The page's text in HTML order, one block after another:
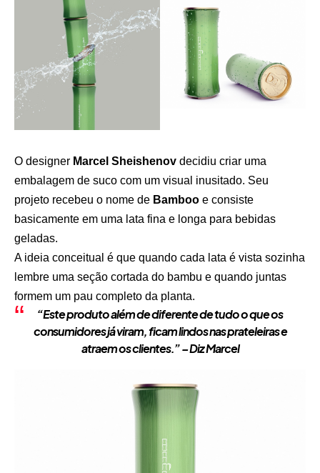
O designer Marcel Sheishenov decidiu criar uma
embalagem de suco com um visual inusitado. Seu
projeto recebeu o nome de Bamboo e consiste
basicamente em uma lata fina e longa para bebidas
geladas.
A ideia conceitual é que quando cada lata é vista sozinha
lembre uma seção cortada do bambu e quando juntas
formem um pau completo da planta.
“Este produto além de diferente de tudo o que os
consumidores já viram, ficam lindos nas prateleiras e
atraem os clientes.” – Diz Marcel